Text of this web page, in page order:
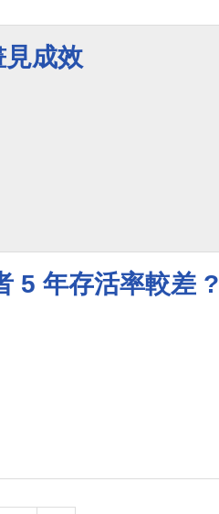
成效
5 年存活率較差 ?